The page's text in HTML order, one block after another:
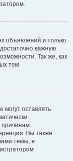
объявлений и только
важную
Так же, как
тем
могут оставлять
причинам
Вы также
темы, в